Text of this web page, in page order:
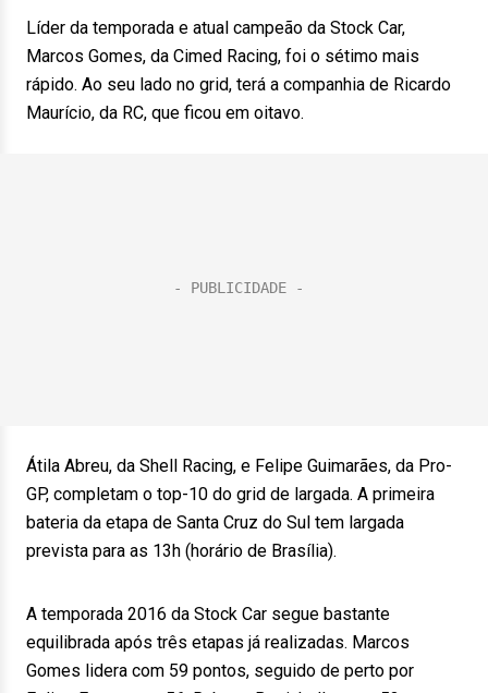
Líder da temporada e atual campeão da Stock Car,
Marcos Gomes, da Cimed Racing, foi o sétimo mais
rápido. Ao seu lado no grid, terá a companhia de Ricardo
Maurício, da RC, que ficou em oitavo.
Átila Abreu, da Shell Racing, e Felipe Guimarães, da Pro-
GP, completam o top-10 do grid de largada. A primeira
bateria da etapa de Santa Cruz do Sul tem largada
prevista para as 13h (horário de Brasília).
A temporada 2016 da Stock Car segue bastante
equilibrada após três etapas já realizadas. Marcos
Gomes lidera com 59 pontos, seguido de perto por